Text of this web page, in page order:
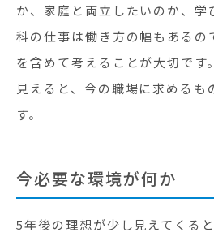
か、家庭と両立したいのか、学
科の仕事は働き方の幅もあるの
を含めて考えることが大切です
見えると、今の職場に求めるも
す。
今必要な環境が何か
5年後の理想が少し見えてくる